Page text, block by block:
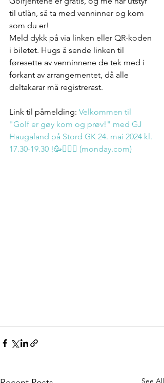
til utlån, så ta med venninner og kom
som du er!
Meld dykk på via linken eller QR-koden
i biletet. Hugs å sende linken til
føresette av venninnene de tek med i
forkant av arrangementet, då alle
deltakarar må registrerast.
Link til påmelding: Velkommen til
"Golf er gøy kom og prøv!" med GJ
Haugaland på Stord GK 24. mai 2024 kl.
17.30-19.30 !🥳🤸🏽‍♀️ (monday.com)
See All